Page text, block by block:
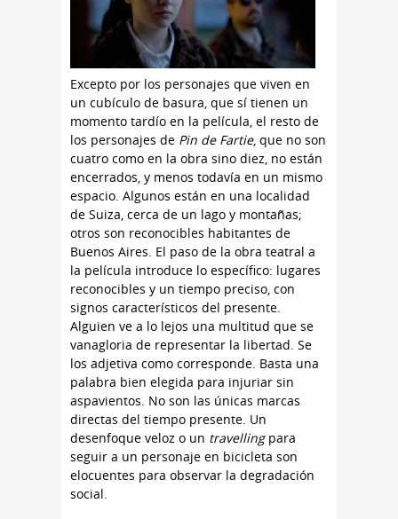
Excepto por los personajes que viven en
un cubículo de basura, que sí tienen un
momento tardío en la película, el resto de
los personajes de Pin de Fartie, que no son
cuatro como en la obra sino diez, no están
encerrados, y menos todavía en un mismo
espacio. Algunos están en una localidad
de Suiza, cerca de un lago y montañas;
otros son reconocibles habitantes de
Buenos Aires. El paso de la obra teatral a
la película introduce lo específico: lugares
reconocibles y un tiempo preciso, con
signos característicos del presente.
Alguien ve a lo lejos una multitud que se
vanagloria de representar la libertad. Se
los adjetiva como corresponde. Basta una
palabra bien elegida para injuriar sin
aspavientos. No son las únicas marcas
directas del tiempo presente. Un
desenfoque veloz o un travellingpara
seguir a un personaje en bicicleta son
elocuentes para observar la degradación
social.